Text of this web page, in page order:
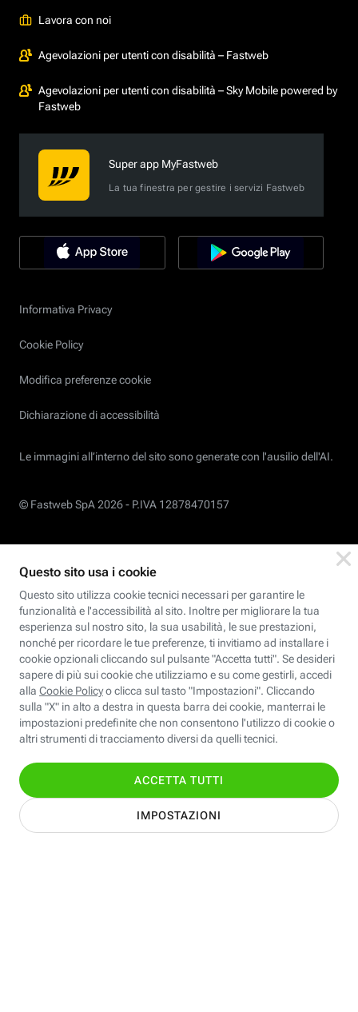
Lavora con noi
Agevolazioni per utenti con disabilità – Fastweb
Agevolazioni per utenti con disabilità – Sky Mobile powered by
Fastweb
Super app MyFastweb
La tua finestra per gestire i servizi Fastweb
Informativa Privacy
Cookie Policy
Modifica preferenze cookie
Dichiarazione di accessibilità
Le immagini all’interno del sito sono generate con l'ausilio dell'AI.
© Fastweb SpA 2026 - P.IVA 12878470157